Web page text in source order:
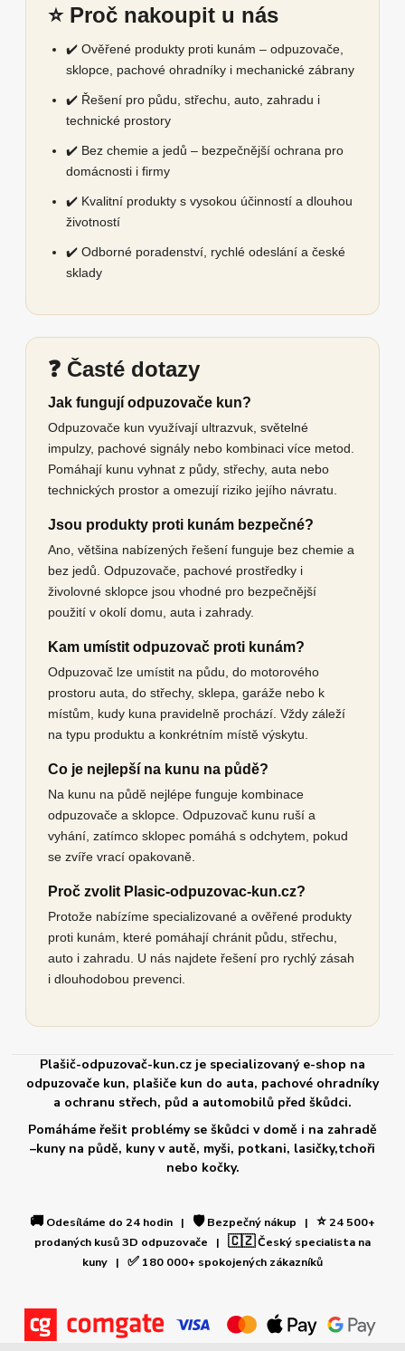
⭐ Proč nakoupit u nás
✔️ Ověřené produkty proti kunám – odpuzovače,
sklopce, pachové ohradníky i mechanické zábrany
✔️ Řešení pro půdu, střechu, auto, zahradu i
technické prostory
✔️ Bez chemie a jedů – bezpečnější ochrana pro
domácnosti i firmy
✔️ Kvalitní produkty s vysokou účinností a dlouhou
životností
✔️ Odborné poradenství, rychlé odeslání a české
sklady
❓ Časté dotazy
Jak fungují odpuzovače kun?
Odpuzovače kun využívají ultrazvuk, světelné
impulzy, pachové signály nebo kombinaci více metod.
Pomáhají kunu vyhnat z půdy, střechy, auta nebo
technických prostor a omezují riziko jejího návratu.
Jsou produkty proti kunám bezpečné?
Ano, většina nabízených řešení funguje bez chemie a
bez jedů. Odpuzovače, pachové prostředky i
živolovné sklopce jsou vhodné pro bezpečnější
použití v okolí domu, auta i zahrady.
Kam umístit odpuzovač proti kunám?
Odpuzovač lze umístit na půdu, do motorového
prostoru auta, do střechy, sklepa, garáže nebo k
místům, kudy kuna pravidelně prochází. Vždy záleží
na typu produktu a konkrétním místě výskytu.
Co je nejlepší na kunu na půdě?
Na kunu na půdě nejlépe funguje kombinace
odpuzovače a sklopce. Odpuzovač kunu ruší a
vyhání, zatímco sklopec pomáhá s odchytem, pokud
se zvíře vrací opakovaně.
Proč zvolit Plasic-odpuzovac-kun.cz?
Protože nabízíme specializované a ověřené produkty
proti kunám, které pomáhají chránit půdu, střechu,
auto i zahradu. U nás najdete řešení pro rychlý zásah
i dlouhodobou prevenci.
Plašič-odpuzovač-kun.cz je specializovaný e-shop na
odpuzovače kun, plašiče kun do auta, pachové ohradníky
a ochranu střech, půd a automobilů před škůdci.
Pomáháme řešit problémy se škůdci v domě i na zahradě
–kuny na půdě, kuny v autě, myši, potkani, lasičky,tchoři
nebo kočky.
🚚 Odesíláme do 24 hodin | 🛡️Bezpečný nákup | ⭐24 500+
prodaných kusů 3D odpuzovače | 🇨🇿Český specialista na
kuny | ✅ 180 000+ spokojených zákazníků